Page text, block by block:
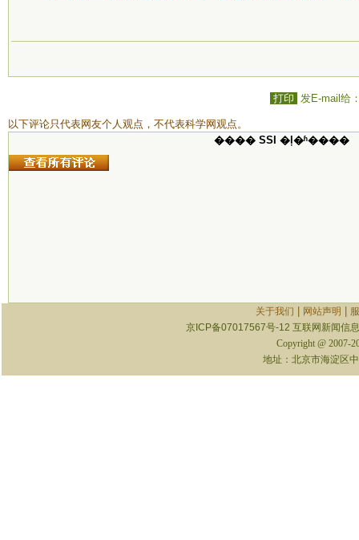
打印 发E-mail给
以下评论只代表网友个人观点，不代表科学网观点。
���� SSI �ļ�ʱ����
关于我们 网站声明
京ICP备07017567号-12 互联网新闻信
Copyright @ 2007-
地址：北京市海淀区